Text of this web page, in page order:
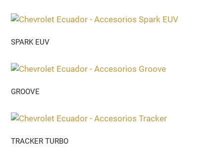
SPARK EUV
GROOVE
TRACKER TURBO